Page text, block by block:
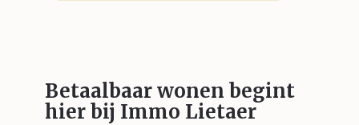
Betaalbaar wonen begint
hier bij Immo Lietaer